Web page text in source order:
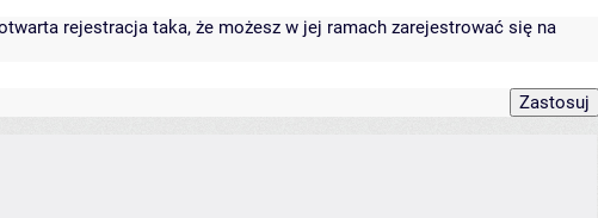
rejestracja taka, że możesz w jej ramach zarejestrować się na